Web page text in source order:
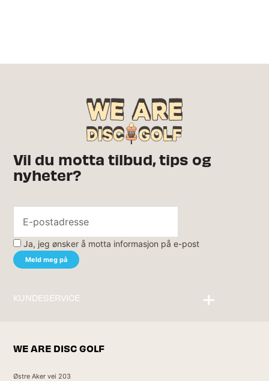
Vil du motta tilbud, tips og
nyheter?
Ja, jeg ønsker å motta informasjon på e-post
KUNDESERVICE
WE ARE DISC GOLF
Østre Aker vei 203